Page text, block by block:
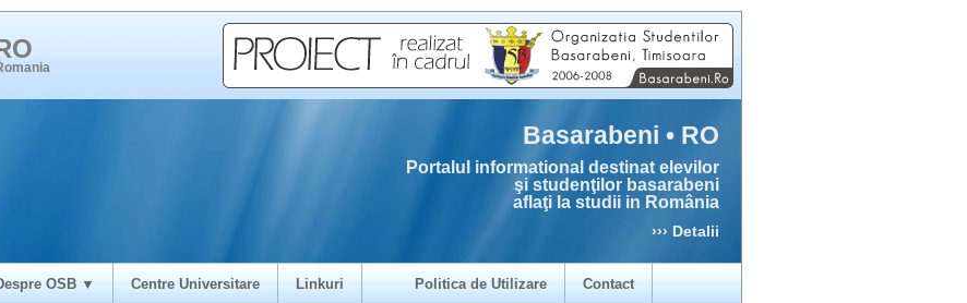
Basarabeni • RO
Portalul informational destinat elevilor
şi studenţilor basarabeni
aflaţi la studii in România
››› Detalii
OSB ▼ Centre Universitare Linkuri Politica de Utilizare Contact